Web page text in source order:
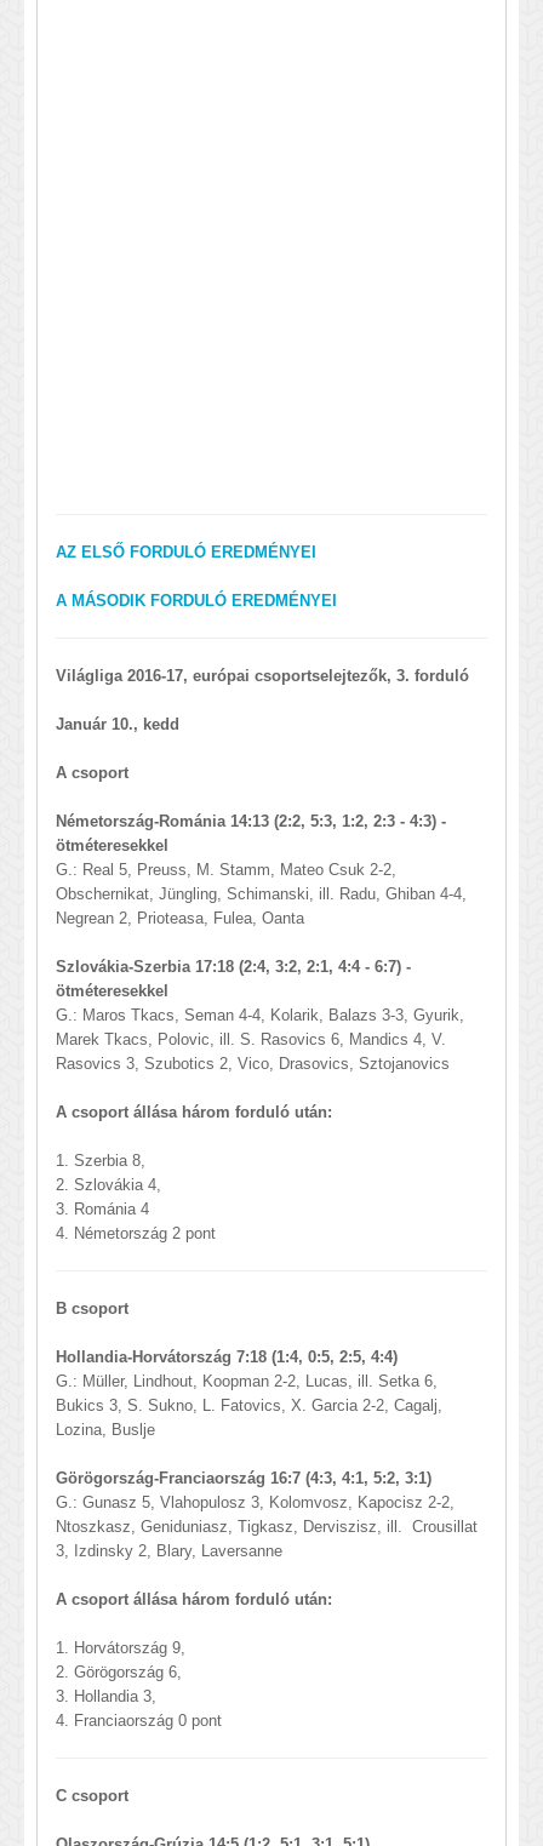
AZ ELSŐ FORDULÓ EREDMÉNYEI
A MÁSODIK FORDULÓ EREDMÉNYEI
Világliga 2016-17, európai csoportselejtezők, 3. forduló
Január 10., kedd
A csoport
Németország-Románia 14:13 (2:2, 5:3, 1:2, 2:3 - 4:3) -
ötméteresekkel
G.: Real 5, Preuss, M. Stamm, Mateo Csuk 2-2,
Obschernikat, Jüngling, Schimanski, ill. Radu, Ghiban 4-4,
Negrean 2, Prioteasa, Fulea, Oanta
Szlovákia-Szerbia 17:18 (2:4, 3:2, 2:1, 4:4 - 6:7) -
ötméteresekkel
G.: Maros Tkacs, Seman 4-4, Kolarik, Balazs 3-3, Gyurik,
Marek Tkacs, Polovic, ill. S. Rasovics 6, Mandics 4, V.
Rasovics 3, Szubotics 2, Vico, Drasovics, Sztojanovics
A csoport állása három forduló után:
1. Szerbia 8,
2. Szlovákia 4,
3. Románia 4
4. Németország 2 pont
B csoport
Hollandia-Horvátország 7:18 (1:4, 0:5, 2:5, 4:4)
G.: Müller, Lindhout, Koopman 2-2, Lucas, ill. Setka 6,
Bukics 3, S. Sukno, L. Fatovics, X. Garcia 2-2, Cagalj,
Lozina, Buslje
Görögország-Franciaország 16:7 (4:3, 4:1, 5:2, 3:1)
G.: Gunasz 5, Vlahopulosz 3, Kolomvosz, Kapocisz 2-2,
Ntoszkasz, Geniduniasz, Tigkasz, Derviszisz, ill. Crousillat
3, Izdinsky 2, Blary, Laversanne
A csoport állása három forduló után:
1. Horvátország 9,
2. Görögország 6,
3. Hollandia 3,
4. Franciaország 0 pont
C csoport